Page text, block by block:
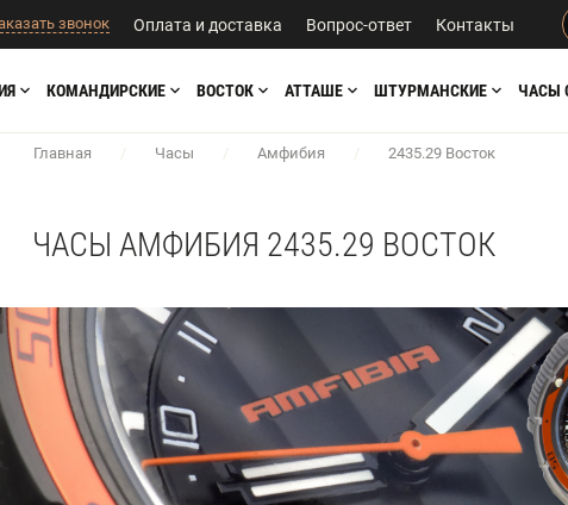
звонок Оплата и доставка Вопрос-ответ Контакты
КОМАНДИРСКИЕ ВОСТОК АТТАШЕ ШТУРМАНСКИЕ ЧАСЫ
Главная / Часы / Амфибия / 2435.29 Восток
ЧАСЫ АМФИБИЯ 2435.29 ВОСТОК